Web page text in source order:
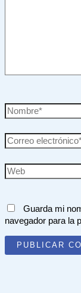
Nombre*
Correo
electrónico*
Web
Guarda mi
navegador para la